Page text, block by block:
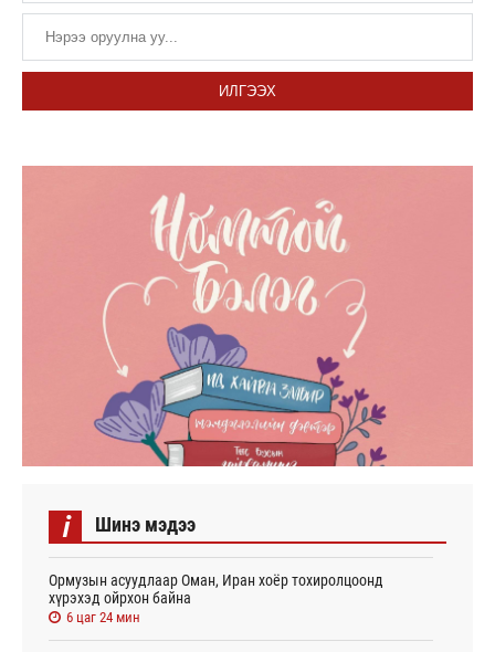
ИЛГЭЭХ
i Шинэ мэдээ
Ормузын асуудлаар Оман, Иран хоёр тохиролцоонд
хүрэхэд ойрхон байна
6 цаг 24 мин